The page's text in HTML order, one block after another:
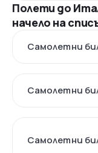
Полети до
начело на
Самолетни
Самолетни
Самолетни